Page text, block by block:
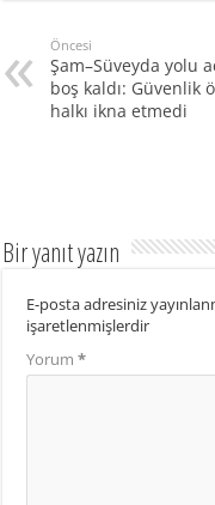
Öncesi
Şam–Süveyda yolu
boş kaldı: Güvenlik
halkı ikna etmedi
Bir yanıt yazın
E-posta adresiniz
işaretlenmişlerdir
Yorum*